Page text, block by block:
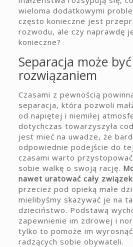
wieloma dodatkowymi
często konieczne jest
rozwodu, ale czy naprawdę
konieczne?
Separacja może
rozwiązaniem
Czasami z pewnością
separacja, która pozwoli
od napiętej i niemiłej
dotychczas towarzyszyła
jest mieć na uwadze, że
odpowiednie podejście do
czasami warto
sobie walkę o swoją rację.
nawet uratować cały
przecież pod opieką małe
mielibyśmy skazywać je na
dzieciństwo. Podstawą
zapewnienie im zdrowej i
tylko to pomoże im
radzących sobie obywateli.